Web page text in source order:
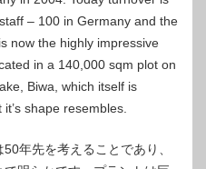
– 100 in Germany and the
now the highly impressive
in a 140,000 sqm plot on
Biwa, which itself is
shape resembles.
年先を考えることであり、